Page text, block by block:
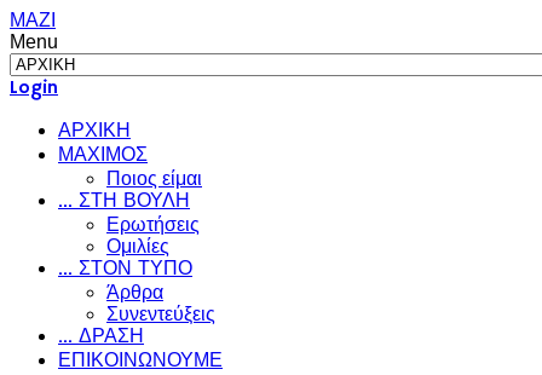
ΜΑΖΙ
Menu
Login
ΑΡΧΙΚΗ
ΜΑΧΙΜΟΣ
Ποιος είμαι
... ΣΤΗ ΒΟΥΛΗ
Ερωτήσεις
Ομιλίες
... ΣΤΟΝ ΤΥΠΟ
Άρθρα
Συνεντεύξεις
... ΔΡΑΣΗ
ΕΠΙΚΟΙΝΩΝΟΥΜΕ